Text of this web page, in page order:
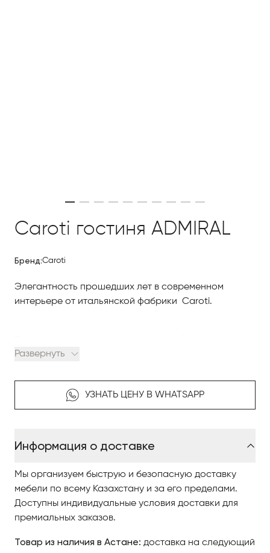
Caroti гостиня ADMIRAL
Бренд:Caroti
Элегантность прошедших лет в современном
интерьере от итальянской фабрики Caroti.
входят трехместный и двухместный диваны, кресло и
слоновая кость со снастями темно-синего цвета и
слоновая кость со снастями цвета красный
бургундский.
Столик Lounge Clock со складной подставкой для
свое название от верхнего яруса, на котором
представлены функционирующие часы на
циферблате с декором Bussola.
пытается воплотить в своей продукции свое особое
Развернуть
УЗНАТЬ ЦЕНУ В WHATSAPP
Информация о доставке
Мы организуем быструю и безопасную доставку
мебели по всему Казахстану и за его пределами.
Доступны индивидуальные условия доставки для
премиальных заказов.
Товар из наличия в Астане: доставка на следующий